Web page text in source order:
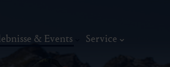
& Events Service